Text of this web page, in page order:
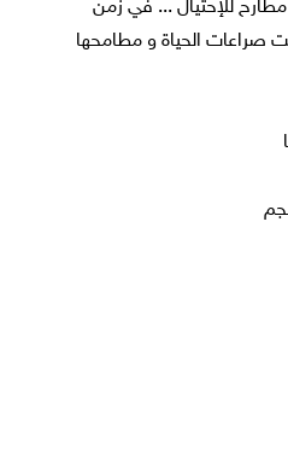
للإحتيال ... في زمن
الحياة و مطامحها